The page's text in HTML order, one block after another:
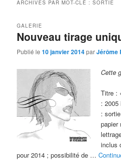
ARCHIVES PAR MOT-CLÉ :SORTIE
Nouveau tirage
GALERIE
Publié le10 janvier 2014parJérôme
Cette
Titre :
:
:
papier
inclus
pour 2014 ; possibilité de …